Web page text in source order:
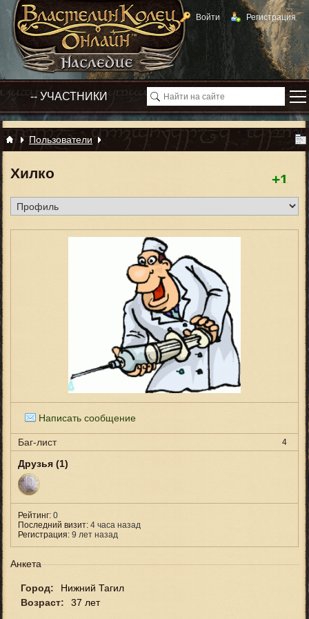
Войти Регистрация
Пользователи
+1
Хилко
Написать сообщение
Баг-лист 4
Друзья (1)
Рейтинг: 0
Последний визит: 4 часа назад
Регистрация: 9 лет назад
Анкета
Город:
Нижний Тагил
Возраст:
37 лет